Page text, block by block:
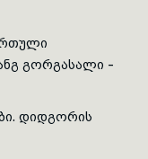
გორგასალი -
დიდგორის